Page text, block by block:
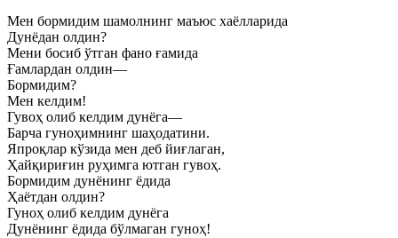
Мен бормидим шамолнинг маъюс хаёлларида
Дунёдан олдин?
Мени босиб ўтган фано ғамида
Ғамлардан олдин—
Бормидим?
Мен келдим!
Гувоҳ олиб келдим дунёга—
Барча гуноҳимнинг шаҳодатини.
Япроқлар кўзида мен деб йиғлаган,
Ҳайқириғин руҳимга ютган гувоҳ.
Бормидим дунёнинг ёдида
Ҳаётдан олдин?
Гуноҳ олиб келдим дунёга
Дунёнинг ёдида бўлмаган гуноҳ!